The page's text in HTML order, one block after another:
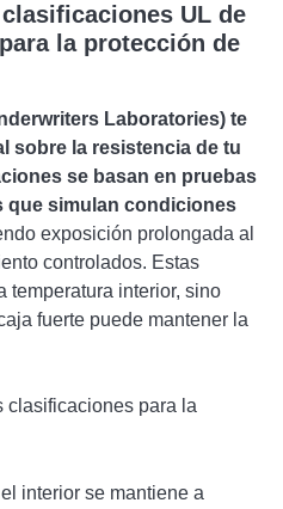
UL de
la protección de
Laboratories) te
sobre la resistencia de tu
se basan en pruebas
que simulan condiciones
exposición prolongada al
controlados. Estas
temperatura interior, sino
fuerte puede mantener la
clasificaciones para la
el interior se mantiene a